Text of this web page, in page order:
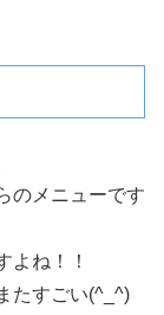
のメニューです
よね！！
たすごい(^_^)